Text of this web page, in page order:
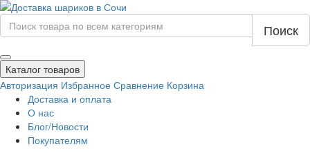
Поиск
Каталог товаров
Авторизация Избранное Сравнение Корзина
Доставка и оплата
О нас
Блог/Новости
Покупателям